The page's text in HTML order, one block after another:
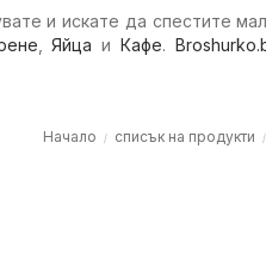
и искате да спестите
,Яйца иКафе.
Начало списък на продукти